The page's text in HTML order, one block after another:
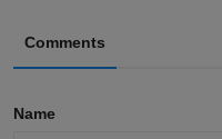
Comments
Name